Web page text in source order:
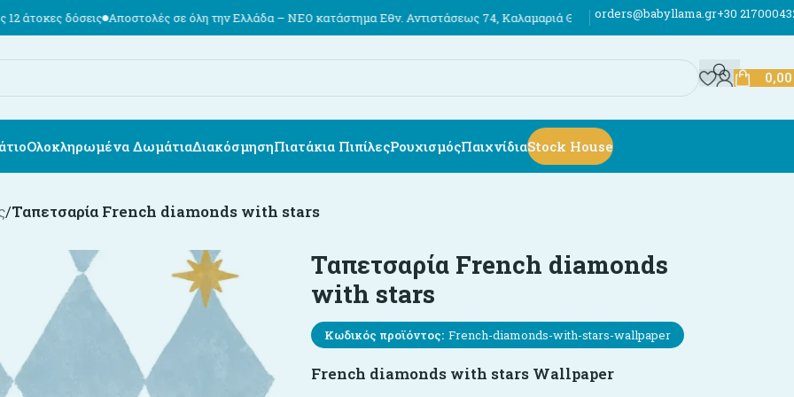
Αποστολές σε όλη την Ελλάδα – ΝΕΟ κατάστημα Εθν. Αντιστάσεως 74, Καλαμαριά Θεσσαλονίκης Έως 12 άτοκες δόσεις Αποστολές σε
orders@babyllama.gr+30
Ολοκληρωμένα ΔωμάτιαΔιακόσμησηΠιατάκια ΠιπίλεςΡουχισμόςΠαιχνίδιαStock House
/Ταπετσαρία French diamonds with stars
Ταπετσαρία French diamonds
with stars
Κωδικός προϊόντος: French-diamonds-with-stars-wallpaper
French diamonds with stars Wallpaper